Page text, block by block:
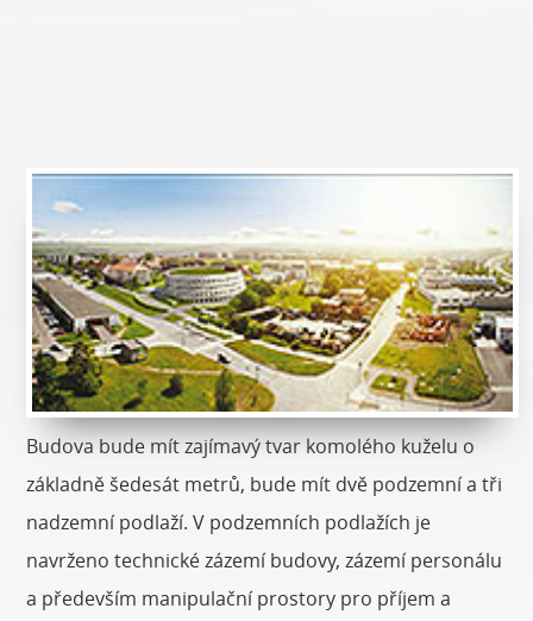
Budova bude mít zajímavý tvar komolého kuželu o
základně šedesát metrů, bude mít dvě podzemní a tři
nadzemní podlaží. V podzemních podlažích je
navrženo technické zázemí budovy, zázemí personálu
a především manipulační prostory pro příjem a